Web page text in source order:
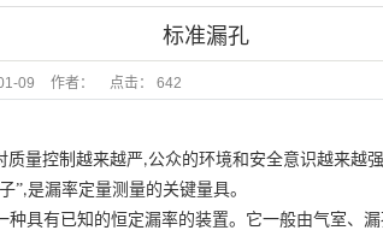
标准漏孔
09 作者： 点击：642
质量控制越来越严,公众的环境和安全意识越来越强
”,是漏率定量测量的关键量具。
种具有已知的恒定漏率的装置。它一般由气室、